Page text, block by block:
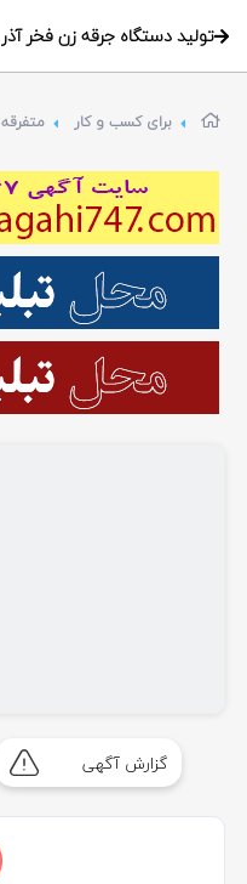
تولید دستگاه جرقه زن فخر آذر
برای کسب و کار متفرقه
گزارش آگهی